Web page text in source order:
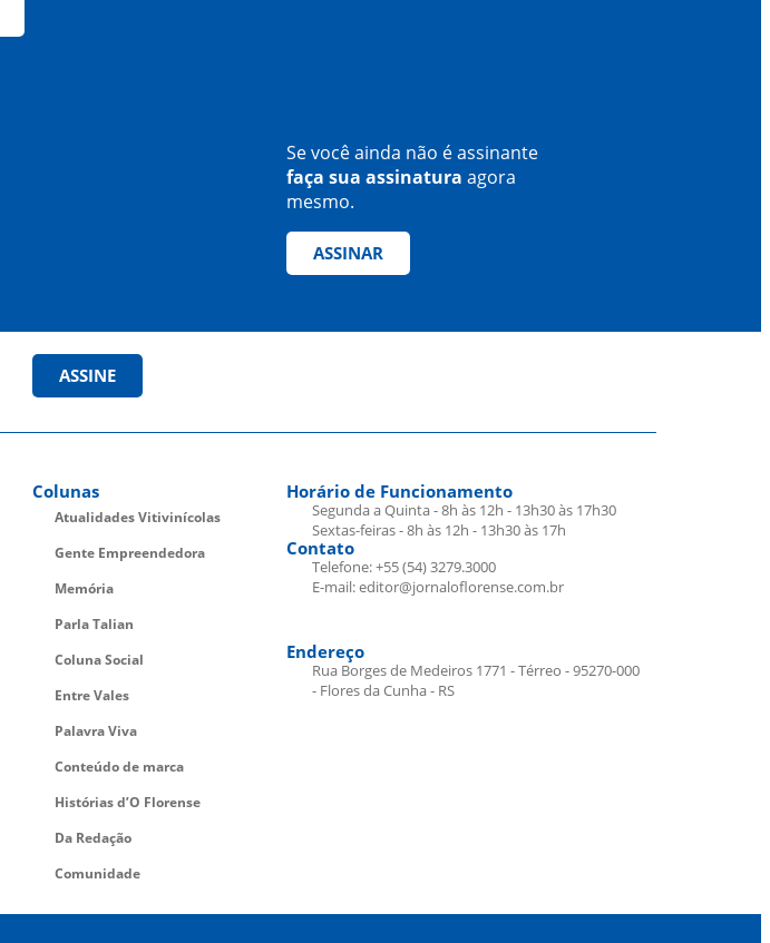
Se você ainda não é assinante
faça sua assinatura agora
mesmo.
ASSINAR
ASSINE
Colunas
Atualidades Vitivinícolas
Gente Empreendedora
Memória
Parla Talian
Coluna Social
Entre Vales
Palavra Viva
Conteúdo de marca
Histórias d’O Florense
Da Redação
Comunidade
Horário de Funcionamento
Segunda a Quinta - 8h às 12h - 13h30 às 17h30
Sextas-feiras - 8h às 12h - 13h30 às 17h
Contato
Telefone: +55 (54) 3279.3000
E-mail: editor@jornaloflorense.com.br
Endereço
Rua Borges de Medeiros 1771 - Térreo - 95270-000
- Flores da Cunha - RS